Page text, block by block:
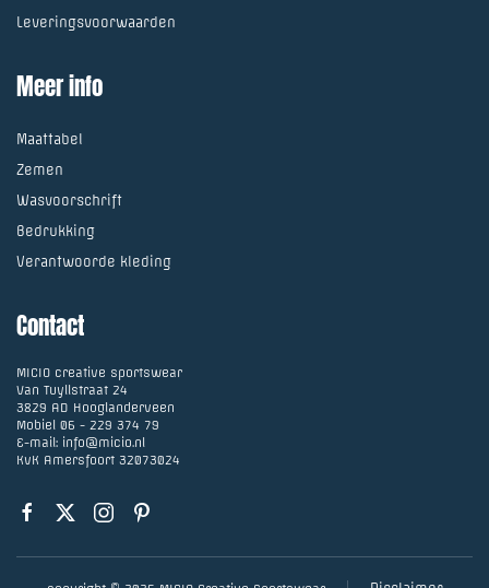
Leveringsvoorwaarden
Meer info
Maattabel
Zemen
Wasvoorschrift
Bedrukking
Verantwoorde kleding
Contact
MICIO creative sportswear
Van Tuyllstraat 24
3829 AD Hooglanderveen
Mobiel 06 - 229 374 79
E-mail: info@micio.nl
KvK Amersfoort 32073024